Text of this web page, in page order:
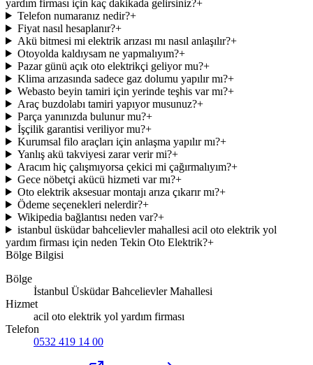
yardım firması için kaç dakikada gelirsiniz?+
Telefon numaranız nedir?+
Fiyat nasıl hesaplanır?+
Akü bitmesi mi elektrik arızası mı nasıl anlaşılır?+
Otoyolda kaldıysam ne yapmalıyım?+
Pazar günü açık oto elektrikçi geliyor mu?+
Klima arızasında sadece gaz dolumu yapılır mı?+
Webasto beyin tamiri için yerinde teşhis var mı?+
Araç buzdolabı tamiri yapıyor musunuz?+
Parça yanınızda bulunur mu?+
İşçilik garantisi veriliyor mu?+
Kurumsal filo araçları için anlaşma yapılır mı?+
Yanlış akü takviyesi zarar verir mi?+
Aracım hiç çalışmıyorsa çekici mi çağırmalıyım?+
Gece nöbetçi akücü hizmeti var mı?+
Oto elektrik aksesuar montajı arıza çıkarır mı?+
Ödeme seçenekleri nelerdir?+
Wikipedia bağlantısı neden var?+
istanbul üsküdar bahcelievler mahallesi acil oto elektrik yol
yardım firması için neden Tekin Oto Elektrik?+
Bölge Bilgisi
Bölge
İstanbul Üsküdar Bahcelievler Mahallesi
Hizmet
acil oto elektrik yol yardım firması
Telefon
0532 419 14 00